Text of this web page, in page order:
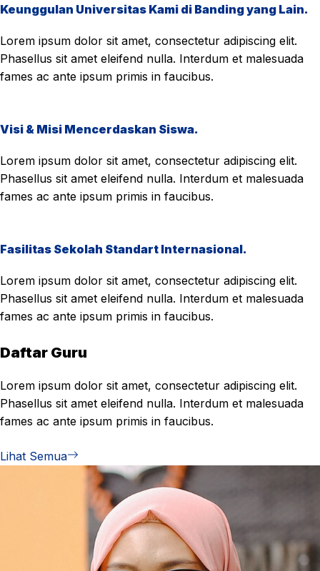
Keunggulan Universitas Kami di Banding yang Lain.
Lorem ipsum dolor sit amet, consectetur adipiscing elit.
Phasellus sit amet eleifend nulla. Interdum et malesuada
fames ac ante ipsum primis in faucibus.
Visi & Misi Mencerdaskan Siswa.
Lorem ipsum dolor sit amet, consectetur adipiscing elit.
Phasellus sit amet eleifend nulla. Interdum et malesuada
fames ac ante ipsum primis in faucibus.
Fasilitas Sekolah Standart Internasional.
Lorem ipsum dolor sit amet, consectetur adipiscing elit.
Phasellus sit amet eleifend nulla. Interdum et malesuada
fames ac ante ipsum primis in faucibus.
Daftar Guru
Lorem ipsum dolor sit amet, consectetur adipiscing elit.
Phasellus sit amet eleifend nulla. Interdum et malesuada
fames ac ante ipsum primis in faucibus.
Lihat Semua